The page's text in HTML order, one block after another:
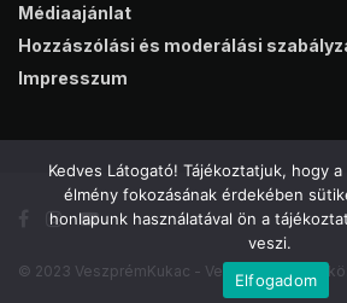
Médiaajánlat
Hozzászólási és moderálási
Impresszum
© 2023 VeszprémKukac - Veszprém online
Kedves Látogató! Tájékoztatjuk, hogy
élmény fokozásának érdekében
honlapunk használatával ön a
veszi.
Elfogadom